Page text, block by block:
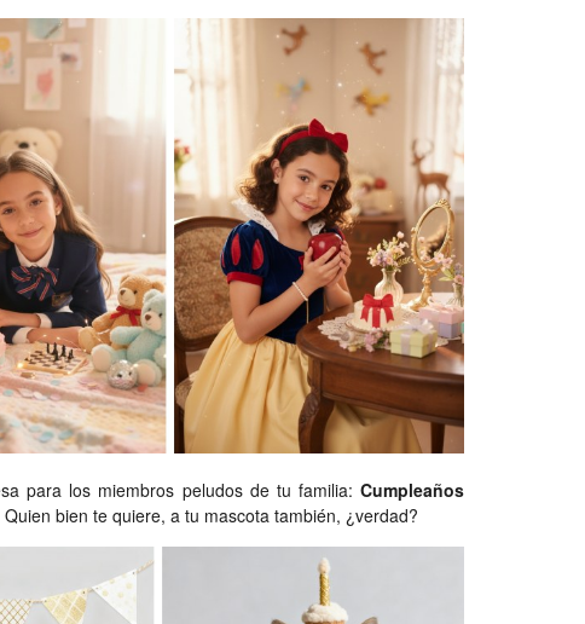
para los miembros peludos de tu familia: Cumpleaños
bien te quiere, a tu mascota también, ¿verdad?